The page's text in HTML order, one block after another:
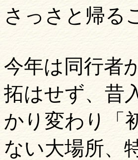
さっさと帰る
今年は同行者
拓はせず、昔
かり変わり「
ない大場所、